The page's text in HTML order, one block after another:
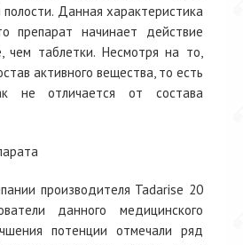
Данная характеристика
препарат начинает действие
чем таблетки. Несмотря на то,
активного вещества, то есть
не отличается от состава
производителя Tadarise 20
данного медицинского
потенции отмечали ряд